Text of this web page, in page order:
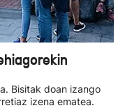
Bisitak doan izango
izena ematea.